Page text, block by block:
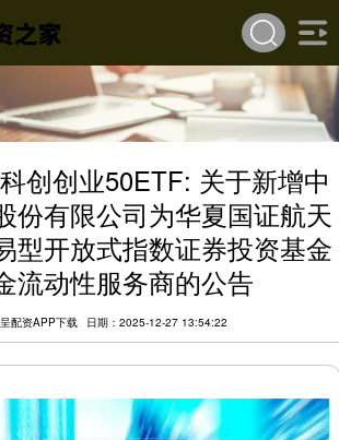
创创业50ETF: 关于新增中
份有限公司为华夏国证航天
型开放式指数证券投资基金
流动性服务商的公告
配资APP下载 日期：2025-12-27 13:54:22